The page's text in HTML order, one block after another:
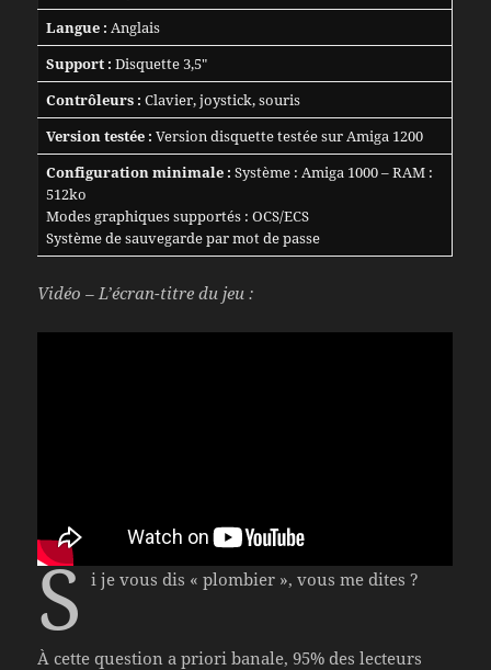
Langue : Anglais
Support : Disquette 3,5″
Contrôleurs : Clavier, joystick, souris
Version testée : Version disquette testée sur Amiga 1200
Configuration minimale : Système : Amiga 1000 – RAM :
512ko
Modes graphiques supportés : OCS/ECS
Système de sauvegarde par mot de passe
Vidéo – L’écran-titre du jeu :
S i je vous dis « plombier », vous me dites ?
À cette question a priori banale, 95% des lecteurs